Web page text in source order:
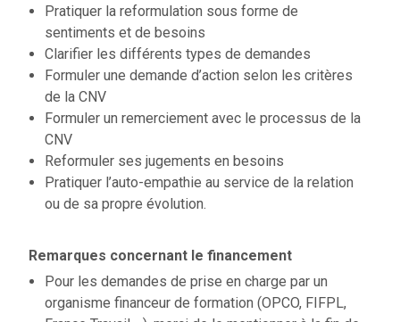
Pratiquer la reformulation sous forme de
sentiments et de besoins
Clarifier les différents types de demandes
Formuler une demande d’action selon les critères
de la CNV
Formuler un remerciement avec le processus de la
CNV
Reformuler ses jugements en besoins
Pratiquer l’auto-empathie au service de la relation
ou de sa propre évolution.
Remarques concernant le financement
Pour les demandes de prise en charge par un
organisme financeur de formation (OPCO, FIFPL,